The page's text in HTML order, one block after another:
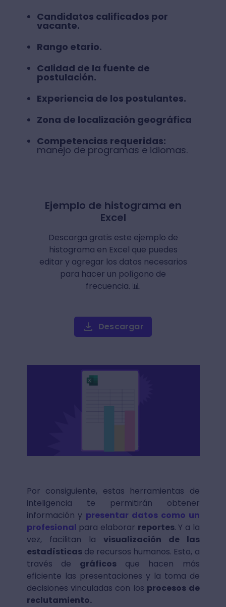
Candidatos calificados por
vacante.
Rango etario.
Calidad de la fuente de
postulación.
Experiencia de los postulantes.
Zona de localización geográfica
Competencias requeridas:
manejo de programas e idiomas.
Ejemplo de histograma en
Excel
Descarga gratis este ejemplo de
histograma en Excel que puedes
editar y agregar los datos necesarios
para hacer un polígono de
frecuencia. 📊
Descargar
Por consiguiente, estas herramientas de
inteligencia te permitirán obtener
información y presentar datos como un
profesional para elaborar reportes. Y a la
vez, facilitan la visualización de las
estadísticasde recursos humanos. Esto, a
través de gráficos que hacen más
eficiente las presentaciones y la toma de
decisiones vinculadas con los procesos de
reclutamiento.